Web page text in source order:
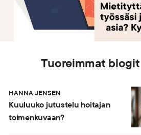
Tuoreimmat blogit
HANNA JENSEN
Kuuluuko jutustelu hoitajan
toimenkuvaan?